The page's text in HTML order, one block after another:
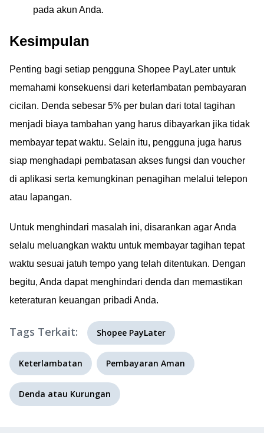
pada akun Anda.
Kesimpulan
Penting bagi setiap pengguna Shopee PayLater untuk
memahami konsekuensi dari keterlambatan pembayaran
cicilan. Denda sebesar 5% per bulan dari total tagihan
menjadi biaya tambahan yang harus dibayarkan jika tidak
membayar tepat waktu. Selain itu, pengguna juga harus
siap menghadapi pembatasan akses fungsi dan voucher
di aplikasi serta kemungkinan penagihan melalui telepon
atau lapangan.
Untuk menghindari masalah ini, disarankan agar Anda
selalu meluangkan waktu untuk membayar tagihan tepat
waktu sesuai jatuh tempo yang telah ditentukan. Dengan
begitu, Anda dapat menghindari denda dan memastikan
keteraturan keuangan pribadi Anda.
Tags Terkait: Shopee PayLater
Keterlambatan Pembayaran Aman
Denda atau Kurungan